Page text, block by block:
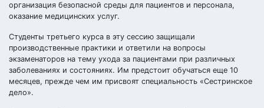
организация безопасной среды для пациентов и персонала,
оказание медицинских услуг.
Студенты третьего курса в эту сессию защищали
производственные практики и ответили на вопросы
экзаменаторов на тему ухода за пациентами при различных
заболеваниях и состояниях. Им предстоит обучаться еще 10
месяцев, прежде чем им присвоят специальность «Сестринское
дело».